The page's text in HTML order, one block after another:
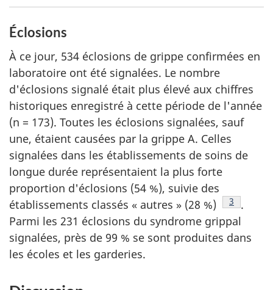
Éclosions
À ce jour, 534 éclosions de grippe confirmées en
laboratoire ont été signalées. Le nombre
d'éclosions signalé était plus élevé aux chiffres
historiques enregistré à cette période de l'année
(n = 173). Toutes les éclosions signalées, sauf
une, étaient causées par la grippe A. Celles
signalées dans les établissements de soins de
longue durée représentaient la plus forte
proportion d'éclosions (54 %), suivie des
établissements classés « autres » (28 %)
Note de
3
.
Parmi les 231 éclosions du syndrome grippal
signalées, près de 99 % se sont produites dans
les écoles et les garderies.